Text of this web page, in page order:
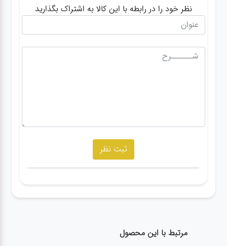
نظر خود را در رابطه با این کالا به اشتراک بگذارید
مرتبط با این محصول